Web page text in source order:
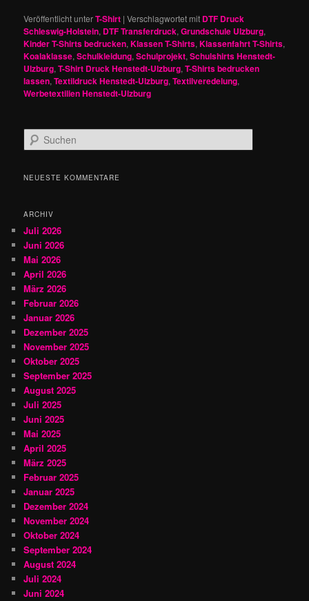
Veröffentlicht unterT-Shirt |Verschlagwortet mit DTF Druck
Schleswig-Holstein, DTF Transferdruck,Grundschule Ulzburg,
Kinder T-Shirts bedrucken,Klassen T-Shirts,Klassenfahrt T-Shirts,
Koalaklasse,Schulkleidung,Schulprojekt,Schulshirts Henstedt-
Ulzburg,T-Shirt Druck Henstedt-Ulzburg,T-Shirts bedrucken
lassen,Textildruck Henstedt-Ulzburg,Textilveredelung,
Werbetextilien Henstedt-Ulzburg
u
h
NEUESTE KOMMENTARE
ARCHIV
Juli 2026
Juni 2026
Mai 2026
April 2026
März 2026
Februar 2026
Januar 2026
Dezember 2025
November 2025
Oktober 2025
September 2025
August 2025
Juli 2025
Juni 2025
Mai 2025
April 2025
März 2025
Februar 2025
Januar 2025
Dezember 2024
November 2024
Oktober 2024
September 2024
August 2024
Juli 2024
Juni 2024